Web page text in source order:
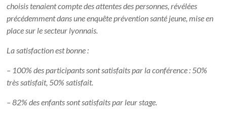
choisis tenaient compte des attentes des personnes, révélées
précédemment dans une enquête prévention santé jeune, mise en
place sur le secteur lyonnais.
La satisfaction est bonne :
– 100% des participants sont satisfaits par la conférence : 50%
très satisfait, 50% satisfait.
– 82% des enfants sont satisfaits par leur stage.